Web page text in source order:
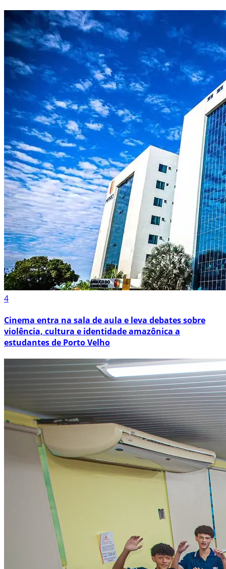
4
Cinema entra na sala de aula e leva debates sobre
violência, cultura e identidade amazônica a
estudantes de Porto Velho